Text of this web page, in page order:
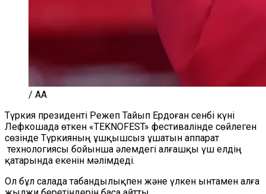
/ AA
Түркия президенті Режеп Тайып Ердоған сенбі күні
Лефкошада өткен «TEKNOFEST» фестивалінде сөйлеген
сөзінде Түркияның ұшқышсыз ұшатын аппарат
технологиясы бойынша әлемдегі алғашқы үш елдің
қатарында екенін мәлімдеді.
Ол бұл салада табандылықпен және үлкен ынтамен алға